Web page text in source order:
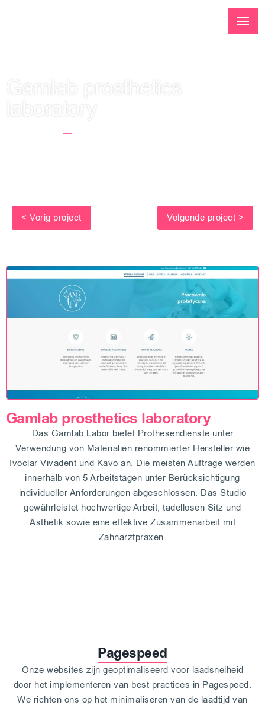
Gamlab prosthetics
laboratory
< Vorig project Volgende project >
Gamlab prosthetics laboratory
Das Gamlab Labor bietet Prothesendienste unter
Verwendung von Materialien renommierter Hersteller wie
Ivoclar Vivadent und Kavo an. Die meisten Aufträge werden
innerhalb von 5 Arbeitstagen unter Berücksichtigung
individueller Anforderungen abgeschlossen. Das Studio
gewährleistet hochwertige Arbeit, tadellosen Sitz und
Ästhetik sowie eine effektive Zusammenarbeit mit
Zahnarztpraxen.
Pagespeed
Onze websites zijn geoptimaliseerd voor laadsnelheid
door het implementeren van best practices in Pagespeed.
We richten ons op het minimaliseren van de laadtijd van